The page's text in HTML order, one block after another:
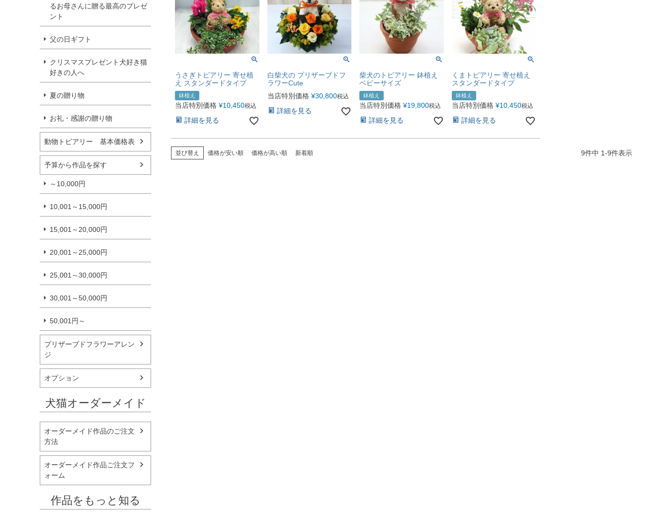
るお母さんに贈る最高のプレゼ
ント
父の日ギフト
クリスマスプレゼント犬好き猫
好きの人へ
夏の贈り物
お礼・感謝の贈り物
動物トピアリー 基本価格表
予算から作品を探す
～10,000円
10,001～15,000円
15,001～20,000円
20,001～25,000円
25,001～30,000円
30,001～50,000円
50,001円～
プリザーブドフラワーアレン
ジ
オプション
犬猫オーダーメイド
オーダーメイド作品のご注文
方法
オーダーメイド作品ご注文フ
ォーム
作品をもっと知る
うさぎトピアリー 寄せ植
え スタンダードタイプ
鉢植え
当店特別価格 ¥10,450税込
詳細を見る
白柴犬の プリザーブドフ
ラワーCute
当店特別価格 ¥30,800税込
詳細を見る
柴犬のトピアリー 鉢植え
ベビーサイズ
鉢植え
当店特別価格 ¥19,800税込
詳細を見る
くまトピアリー 寄せ植え
スタンダードタイプ
鉢植え
当店特別価格 ¥10,450税込
詳細を見る
並び替え 価格が安い順 価格が高い順 新着順 9件中 1-9件表示